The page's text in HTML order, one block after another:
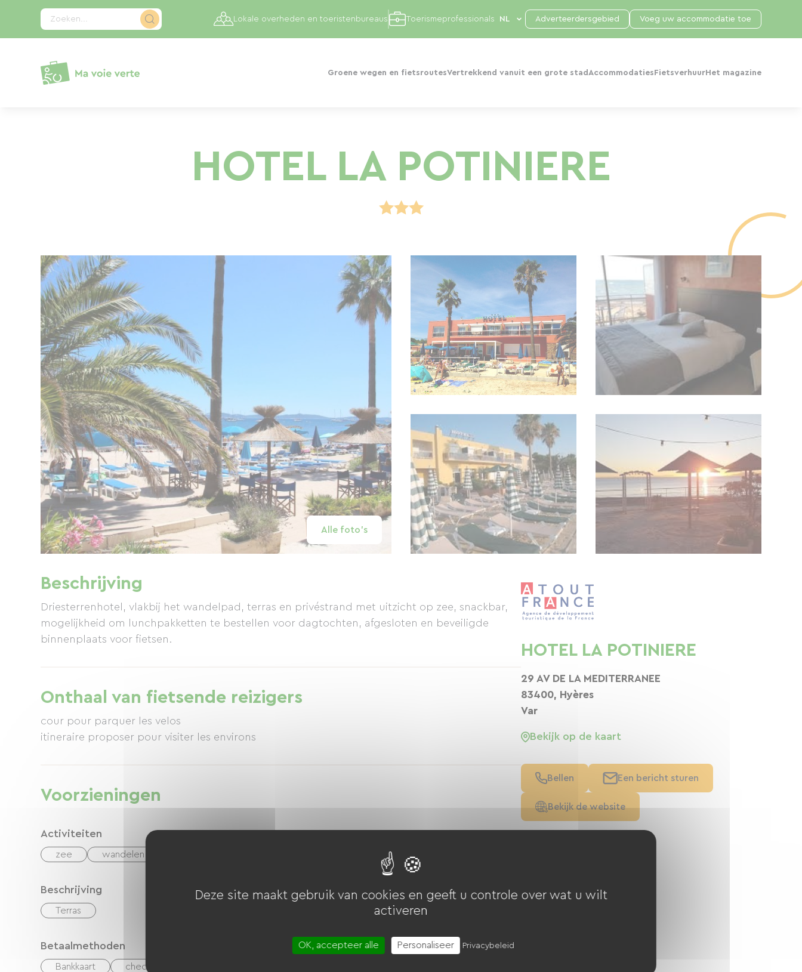
Zoeken...
Groene wegen en fietsroutesVertrekkend vanuit een grote stad Accommodaties Fietsverhuur Het magazine
Lokale overheden en toeristenbureaus Toerismeprofessionals Adverteerdersgebied Voeg uw accommodatie toe
HOTEL LA POTINIERE
Alle foto's
Beschrijving
Driesterrenhotel, vlakbij het wandelpad, terras en privéstrand met uitzicht op zee, snackbar,
mogelijkheid om lunchpakketten te bestellen voor dagtochten, afgesloten en beveiligde
binnenplaats voor fietsen.
Onthaal van fietsende reizigers
cour pour parquer les velos
Voorzieningen
Activiteiten
zee wandelen
Beschrijving
Terras
Betaalmethoden
Bankkaart checks
HOTEL LA POTINIERE
29 AV DE LA MEDITERRANEE
83400, Hyères
Var
Bekijk op de kaart
Bellen Een bericht sturen
Bekijk de website
Cookies beheer paneel
Deze site maakt gebruik van cookies en geeft u controle over wat u wilt
activeren
OK, accepteer alle Personaliseer Privacybeleid